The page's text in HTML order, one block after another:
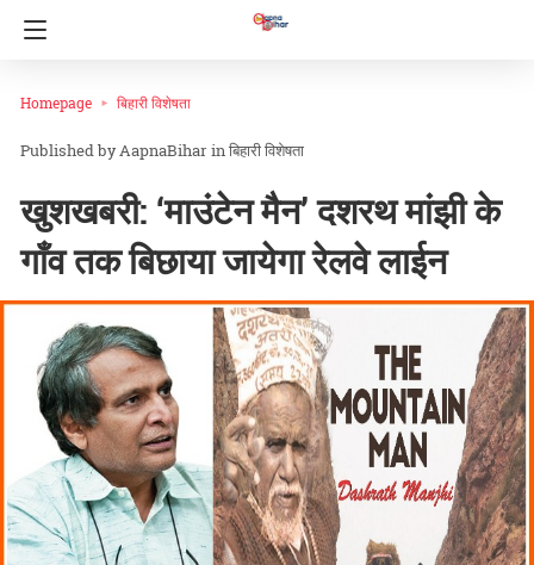
Homepage बिहारी विशेषता
AapnaBihar inबिहारी विशेषता
खुशखबरी: ‘माउंटेन मैन’ दशरथ मांझी के
गाँव तक बिछाया जायेगा रेलवे लाईन